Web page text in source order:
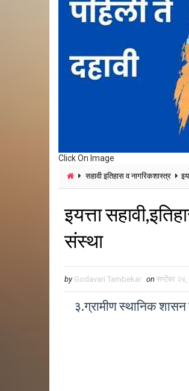
Click On Image
सहावी इतिहास व नागरिकशास्त्र
इयत्ता
संस्था
by Godavari Tambekar on सप्टेंबर
३.ग्रामीण स्थानिक